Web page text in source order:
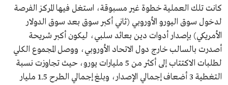
كانت تلك العملية خطوة غير مسبوقة، استغل فيها المركز الفرصة
لدخول سوق اليورو الأوروبي (ثاني أكبر سوق بعد سوق الدولار
الأمريكي) بإصدار أدوات دين بعائد سلبي، ليكون أكبر شريحة
أصدرت بالسالب خارج دول الاتحاد الأوروبي، ووصل المجموع الكلي
لطلبات الاكتتاب إلى أكثر من 5 مليارات يورو، حيث تجاوزت نسبة
التغطية 3 أضعاف إجمالي الإصدار، وبلغ إجمالي الطرح 1.5 مليار